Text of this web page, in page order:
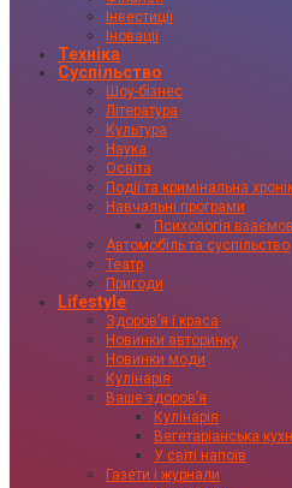
Інвестиції
Іновації
Техніка
Суспільство
Шоу-бізнес
Література
Культура
Наука
Освіта
Події та кримінальна
Навчальні програми
Психологія
Автомобіль та суспільство
Театр
Пригоди
Lifestyle
Здоровʼя і краса
Новинки авторинку
Новинки моди
Кулінарія
Ваше здоровʼя
Кулінарія
Вегетаріанська
У світі напоїв
Газети і журнали